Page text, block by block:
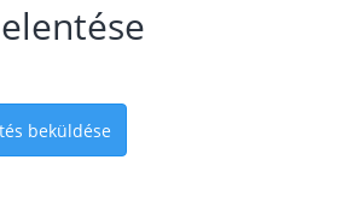
beküldése